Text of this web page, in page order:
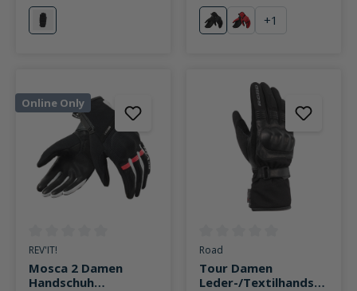
schwarz schwarzrot/schwarz
+1
Online Only
Durchschnittliche Bewertung von 0 von 5 Sternen
REV'IT!
Mosca 2 Damen
Handschuh
Durchschnittliche Bewertung
Road
Tour Damen
Leder-/Textilhandsch